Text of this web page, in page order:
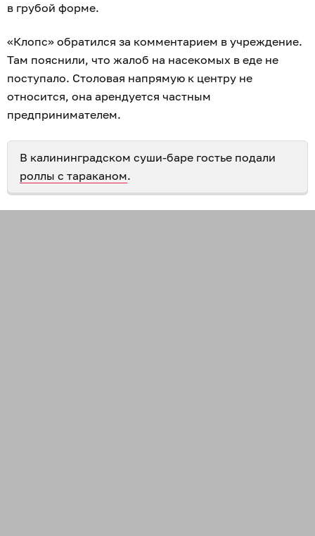
в грубой форме.
«Клопс» обратился за комментарием в учреждение.
Там пояснили, что жалоб на насекомых в еде не
поступало. Столовая напрямую к центру не
относится, она арендуется частным
предпринимателем.
В калининградском суши-баре гостье подали
роллы с тараканом.